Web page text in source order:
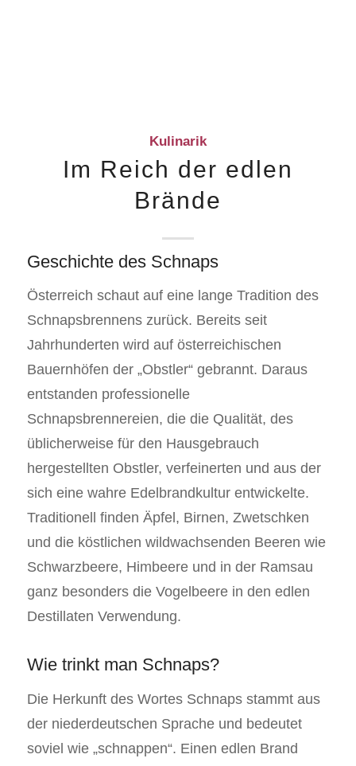
Kulinarik
Im Reich der edlen
Brände
Geschichte des Schnaps
Österreich schaut auf eine lange Tradition des
Schnapsbrennens zurück. Bereits seit
Jahrhunderten wird auf österreichischen
Bauernhöfen der „Obstler“ gebrannt. Daraus
entstanden professionelle
Schnapsbrennereien, die die Qualität, des
üblicherweise für den Hausgebrauch
hergestellten Obstler, verfeinerten und aus der
sich eine wahre Edelbrandkultur entwickelte.
Traditionell finden Äpfel, Birnen, Zwetschken
und die köstlichen wildwachsenden Beeren wie
Schwarzbeere, Himbeere und in der Ramsau
ganz besonders die Vogelbeere in den edlen
Destillaten Verwendung.
Wie trinkt man Schnaps?
Die Herkunft des Wortes Schnaps stammt aus
der niederdeutschen Sprache und bedeutet
soviel wie „schnappen“. Einen edlen Brand